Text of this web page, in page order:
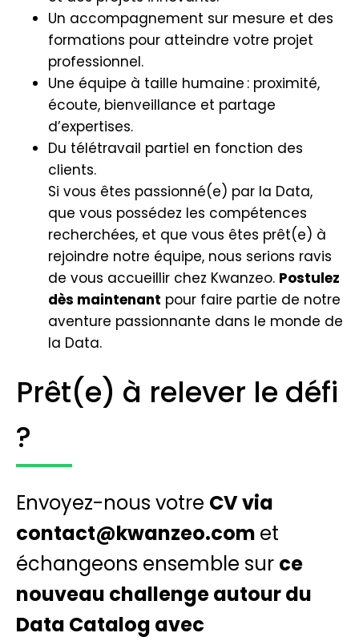
Un accompagnement sur mesure et des
formations pour atteindre votre projet
professionnel.
Une équipe à taille humaine : proximité,
écoute, bienveillance et partage
d’expertises.
Du télétravail partiel en fonction des
clients.
Si vous êtes passionné(e) par la Data,
que vous possédez les compétences
recherchées, et que vous êtes prêt(e) à
rejoindre notre équipe, nous serions ravis
de vous accueillir chez Kwanzeo. Postulez
dès maintenant pour faire partie de notre
aventure passionnante dans le monde de
la Data.
Prêt(e) à relever le défi
?
Envoyez-nous votre CV via
contact@kwanzeo.com et
échangeons ensemble sur ce
nouveau challenge autour du
Data Catalog avec